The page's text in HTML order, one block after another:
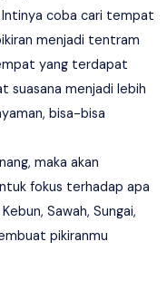
coba cari tempat
menjadi tentram
yang terdapat
suasana menjadi lebih
bisa-bisa
maka akan
fokus terhadap apa
Sawah, Sungai,
pikiranmu